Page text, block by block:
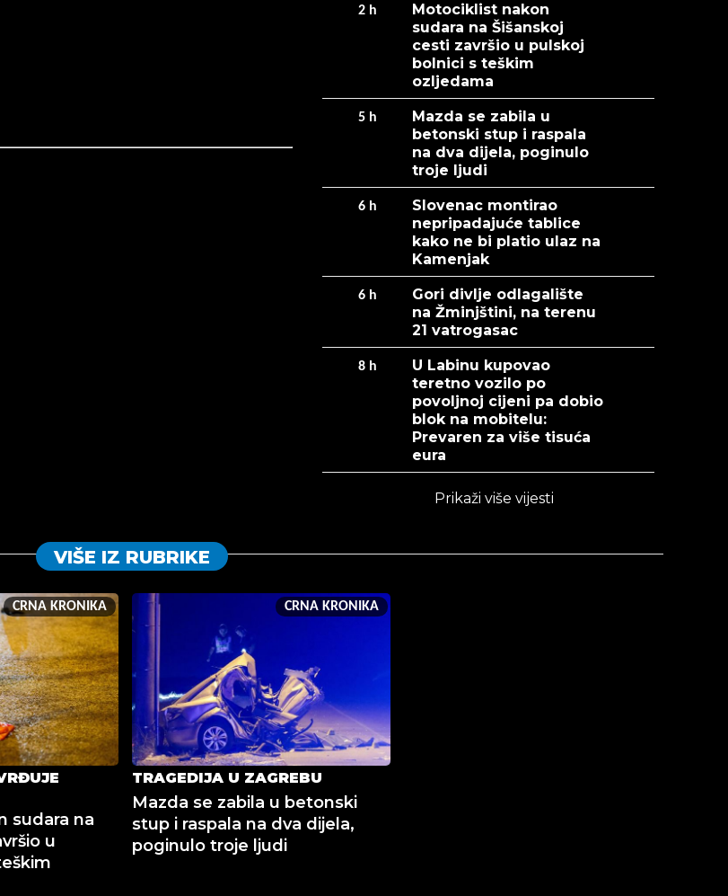
2 h
Motociklist nakon
sudara na Šišanskoj
cesti završio u pulskoj
bolnici s teškim
ozljedama
5 h
Mazda se zabila u
betonski stup i raspala
na dva dijela, poginulo
troje ljudi
6 h
Slovenac montirao
nepripadajuće tablice
kako ne bi platio ulaz na
Kamenjak
6 h
Gori divlje odlagalište
na Žminjštini, na terenu
21 vatrogasac
8 h
U Labinu kupovao
teretno vozilo po
povoljnoj cijeni pa dobio
blok na mobitelu:
Prevaren za više tisuća
eura
Prikaži više vijesti
VIŠE IZ RUBRIKE
CRNA KRONIKA
sudara na
u
CRNA KRONIKA
TRAGEDIJA U ZAGREBU
Mazda se zabila u betonski
stup i raspala na dva dijela,
poginulo troje ljudi